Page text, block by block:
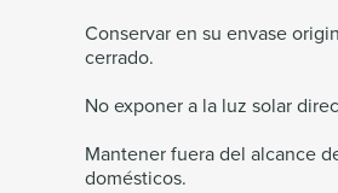
Conservar en su envase
cerrado.
No exponer a la luz solar
Mantener fuera del alcance
domésticos.